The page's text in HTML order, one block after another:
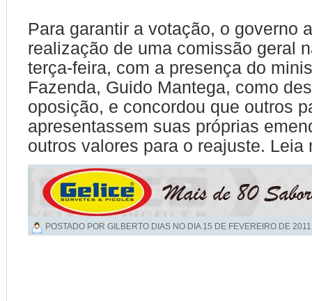
Para garantir a votação, o governo
realização de uma comissão geral
terça-feira, com a presença do
Fazenda, Guido Mantega, como
oposição, e concordou que outros
apresentassem suas próprias
outros valores para o reajuste.
POSTADO POR GILBERTO DIAS NO DIA 15 DE FEVEREIRO DE 2011